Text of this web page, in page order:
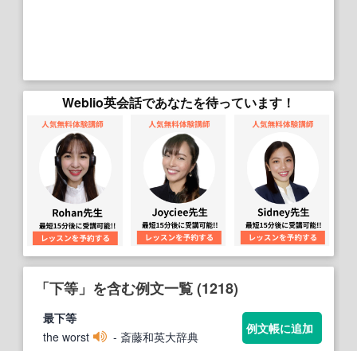
Weblio英会話であなたを待っています！
「下等」を含む例文一覧 (1218)
最下等
the worst
- 斎藤和英大辞典
例文帳に追加